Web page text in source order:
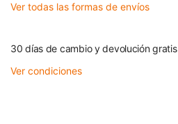
Ver todas las formas de envíos
30 días de cambio y devolución gratis
Ver condiciones